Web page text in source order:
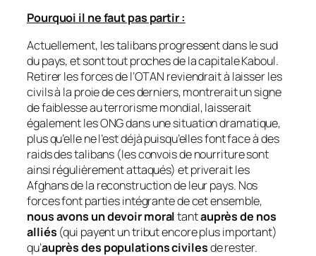
Pourquoi il ne faut pas partir :
Actuellement, les talibans progressent dans le sud
du pays, et sont tout proches de la capitale Kaboul.
Retirer les forces de l’OTAN reviendrait à laisser les
civils à la proie de ces derniers, montrerait un signe
de faiblesse au terrorisme mondial, laisserait
également les ONG dans une situation dramatique,
plus qu’elle ne l’est déjà puisqu’elles font face à des
raids des talibans (les convois de nourriture sont
ainsi régulièrement attaqués) et priverait les
Afghans de la reconstruction de leur pays. Nos
forces font parties intégrante de cet ensemble,
nous avons un devoir moraltantauprès de nos
alliés (qui payent un tribut encore plus important)
qu’auprès des populations civilesde rester.